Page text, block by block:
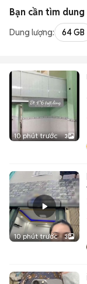
Bạn cần tìm dung
Dung lượng: 64 GB
10 phút trước 3
10 phút trước 3